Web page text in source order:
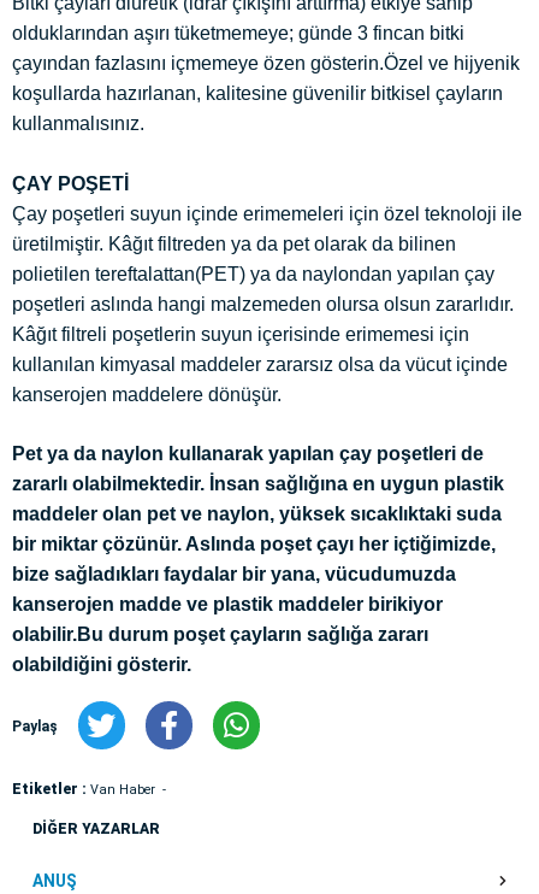
olduklarından aşırı tüketmemeye; günde 3 fincan bitki
çayından fazlasını içmemeye özen gösterin.Özel ve hijyenik
koşullarda hazırlanan, kalitesine güvenilir bitkisel çayların
kullanmalısınız.
ÇAY POŞETİ
Çay poşetleri suyun içinde erimemeleri için özel teknoloji ile
üretilmiştir. Kâğıt filtreden ya da pet olarak da bilinen
polietilen tereftalattan(PET) ya da naylondan yapılan çay
poşetleri aslında hangi malzemeden olursa olsun zararlıdır.
Kâğıt filtreli poşetlerin suyun içerisinde erimemesi için
kullanılan kimyasal maddeler zararsız olsa da vücut içinde
kanserojen maddelere dönüşür.
Pet ya da naylon kullanarak yapılan çay poşetleri de
zararlı olabilmektedir. İnsan sağlığına en uygun plastik
maddeler olan pet ve naylon, yüksek sıcaklıktaki suda
bir miktar çözünür. Aslında poşet çayı her içtiğimizde,
bize sağladıkları faydalar bir yana, vücudumuzda
kanserojen madde ve plastik maddeler birikiyor
olabilir.Bu durum poşet çayların sağlığa zararı
olabildiğini gösterir.
Paylaş
Etiketler : Van Haber
DİĞER YAZARLAR
ANUŞ